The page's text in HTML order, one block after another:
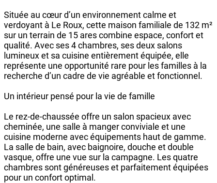
Située au cœur d’un environnement calme et
verdoyant à Le Roux, cette maison familiale de 132 m²
sur un terrain de 15 ares combine espace, confort et
qualité. Avec ses 4 chambres, ses deux salons
lumineux et sa cuisine entièrement équipée, elle
représente une opportunité rare pour les familles à la
recherche d’un cadre de vie agréable et fonctionnel.
Un intérieur pensé pour la vie de famille
Le rez-de-chaussée offre un salon spacieux avec
cheminée, une salle à manger conviviale et une
cuisine moderne avec équipements haut de gamme.
La salle de bain, avec baignoire, douche et double
vasque, offre une vue sur la campagne. Les quatre
chambres sont généreuses et parfaitement équipées
pour un confort optimal.